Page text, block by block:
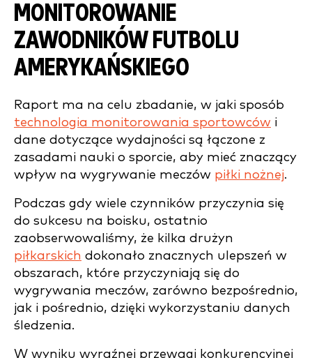
MONITOROWANIE
ZAWODNIKÓW FUTBOLU
AMERYKAŃSKIEGO
Raport ma na celu zbadanie, w jaki sposób
technologia monitorowania sportowców i
dane dotyczące wydajności są łączone z
zasadami nauki o sporcie, aby mieć znaczący
wpływ na wygrywanie meczów piłki nożnej.
Podczas gdy wiele czynników przyczynia się
do sukcesu na boisku, ostatnio
zaobserwowaliśmy, że kilka drużyn
piłkarskich dokonało znacznych ulepszeń w
obszarach, które przyczyniają się do
wygrywania meczów, zarówno bezpośrednio,
jak i pośrednio, dzięki wykorzystaniu danych
śledzenia.
W wyniku wyraźnej przewagi konkurencyjnej